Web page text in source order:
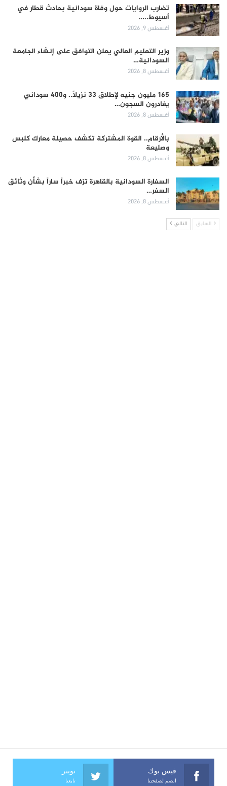
تضارب الروايات حول وفاة سودانية بحادث قطار في
أسيوط..…
أغسطس 9, 2026
وزير التعليم العالي يعلن التوافق على إنشاء الجامعة
السودانية…
أغسطس 8, 2026
165 مليون جنيه لإطلاق 33 نزيلاً.. و400 سوداني
يغادرون السجون…
أغسطس 8, 2026
بالأرقام.. القوة المشتركة تكشف حصيلة معارك كلبس
وصليعة
أغسطس 8, 2026
السفارة السودانية بالقاهرة تزف خبراً ساراً بشأن وثائق
السفر…
أغسطس 8, 2026
السابق التالي
فيس بوك
انضم لصفحتنا
تويتر
تابعنا